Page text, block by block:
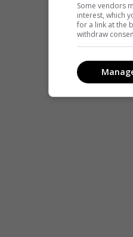
Some vendors
interest, which
for a link at the
withdraw